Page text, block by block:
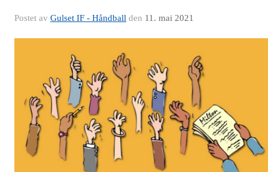
Postet av Gulset IF - Håndball den 11. mai 2021